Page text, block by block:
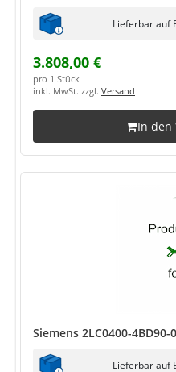
Lieferbar auf
3.808,00 €
pro 1 Stück
inkl. MwSt. zzgl. Versand
In den
Siemens 2LC0400-4BD90-
Lieferbar auf